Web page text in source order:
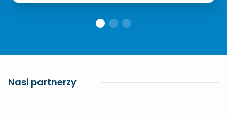
Nasi partnerzy